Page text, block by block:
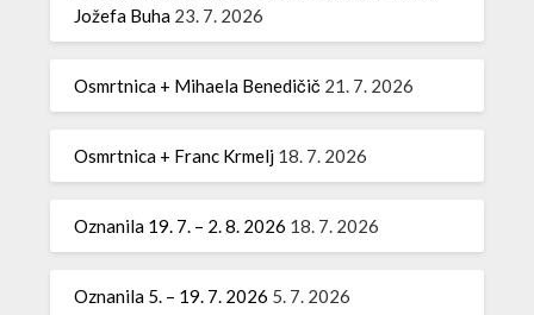
Jožefa Buha 23. 7. 2026
Osmrtnica + Mihaela Benedičič 21. 7. 2026
Osmrtnica + Franc Krmelj 18. 7. 2026
Oznanila 19. 7. – 2. 8. 2026 18. 7. 2026
Oznanila 5. – 19. 7. 2026 5. 7. 2026